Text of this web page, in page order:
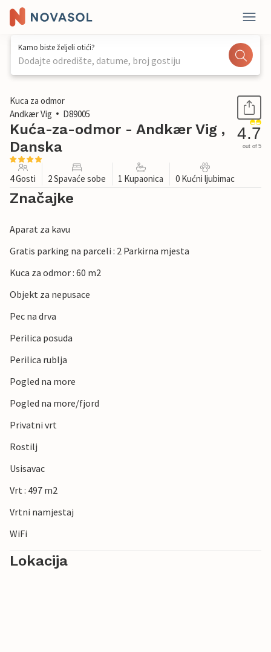
Kamo biste željeli otići?
Dodajte odredište, datume, broj gostiju
1 / 27
Kuca za odmor
Andkær Vig
D89005
Kuća-za-odmor - Andkær Vig ,
Danska
4.7
out of 5
4 Gosti 2 Spavaće sobe 1 Kupaonica 0 Kućni ljubimac
Značajke
Aparat za kavu
Gratis parking na parceli : 2 Parkirna mjesta
Kuca za odmor : 60 m2
Objekt za nepusace
Pec na drva
Perilica posuda
Perilica rublja
Pogled na more
Pogled na more/fjord
Privatni vrt
Rostilj
Usisavac
Vrt : 497 m2
Vrtni namjestaj
WiFi
Lokacija